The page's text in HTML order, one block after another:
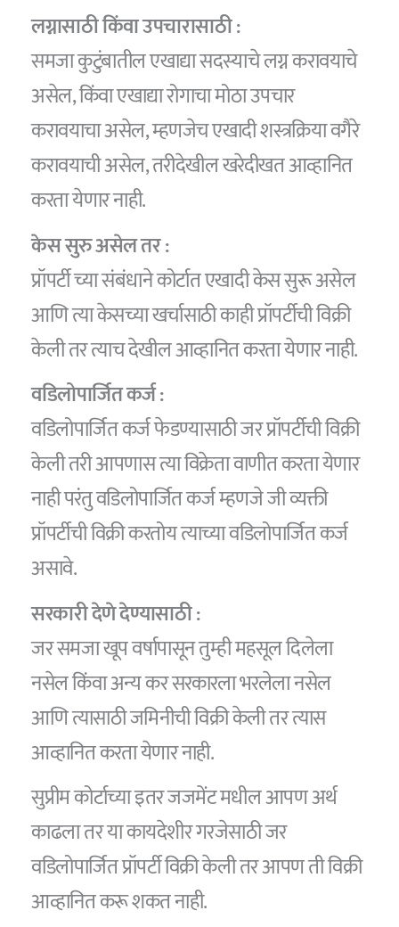
लग्नासाठी किंवा उपचारासाठी :
समजा कुटुंबातील एखाद्या सदस्याचे लग्न करावयाचे
असेल, किंवा एखाद्या रोगाचा मोठा उपचार
करावयाचा असेल, म्हणजेच एखादी शस्त्रक्रिया वगैरे
करावयाची असेल, तरीदेखील खरेदीखत आव्हानित
करता येणार नाही.
केस सुरु असेल तर :
प्रॉपर्टी च्या संबंधाने कोर्टात एखादी केस सुरू असेल
आणि त्या केसच्या खर्चासाठी काही प्रॉपर्टीची विक्री
केली तर त्याच देखील आव्हानित करता येणार नाही.
वडिलोपार्जित कर्ज :
वडिलोपार्जित कर्ज फेडण्यासाठी जर प्रॉपर्टीची विक्री
केली तरी आपणास त्या विक्रेता वाणीत करता येणार
नाही परंतु वडिलोपार्जित कर्ज म्हणजे जी व्यक्ती
प्रॉपर्टीची विक्री करतोय त्याच्या वडिलोपार्जित कर्ज
असावे.
सरकारी देणे देण्यासाठी :
जर समजा खूप वर्षापासून तुम्ही महसूल दिलेला
नसेल किंवा अन्य कर सरकारला भरलेला नसेल
आणि त्यासाठी जमिनीची विक्री केली तर त्यास
आव्हानित करता येणार नाही.
सुप्रीम कोर्टाच्या इतर जजमेंट मधील आपण अर्थ
काढला तर या कायदेशीर गरजेसाठी जर
वडिलोपार्जित प्रॉपर्टी विक्री केली तर आपण ती विक्री
आव्हानित करू शकत नाही.